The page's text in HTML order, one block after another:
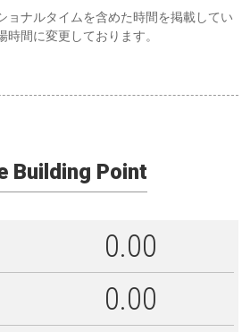
ナルタイムを含めた時間を掲載してい
時間に変更しております。
Building Point
0.00
0.00